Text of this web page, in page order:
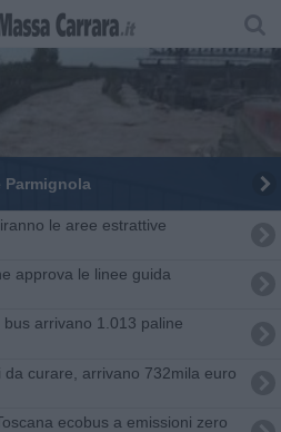
Parmignola
le aree estrattive
approva le linee guida
arrivano 1.013 paline
da curare, arrivano 732mila euro
ecobus a emissioni zero